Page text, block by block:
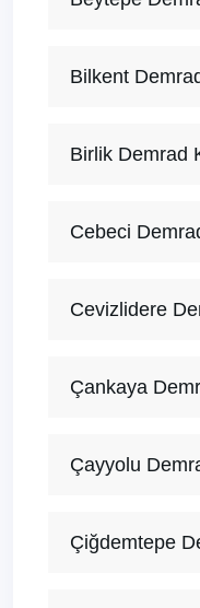
Bilkent
Birlik Demrad
Cebeci
Cevizlidere
Çankaya
Çayyolu
Çiğdemtepe